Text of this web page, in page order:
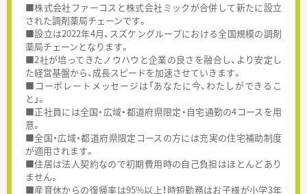
■株式会社ファーコスと株式会社ミックが合併して新たに設立
された調剤薬局チェーンです。
■設立は2022年4月、スズケングループにおける全国規模の調剤
薬局チェーンとなります。
■2社が培ってきたノウハウと企業の良さを融合し、より安定し
た経営基盤から、成長スピードを加速させていきます。
■コーポレートメッセージは「あなたに今、わたしができるこ
と」。
■正社員には全国・広域・都道府県限定・自宅通勤の4コースを用
意。
■全国・広域・都道府県限定コースの方には充実の住宅補助制度
が適用されます。
■住居は法人契約なので初期費用時の自己負担はほとんどあり
ません。
■産育休からの復帰率は95%以上！時短勤務はお子様が小学3年